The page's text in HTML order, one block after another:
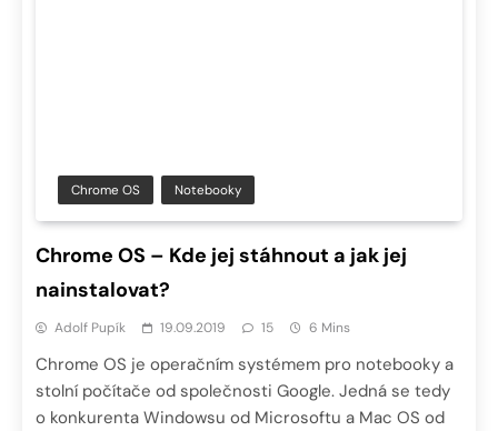
Chrome OS Notebooky
Chrome OS – Kde jej stáhnout a jak jej
nainstalovat?
Adolf Pupík 19.09.2019 15 6 Mins
Chrome OS je operačním systémem pro notebooky a
stolní počítače od společnosti Google. Jedná se tedy
o konkurenta Windowsu od Microsoftu a Mac OS od